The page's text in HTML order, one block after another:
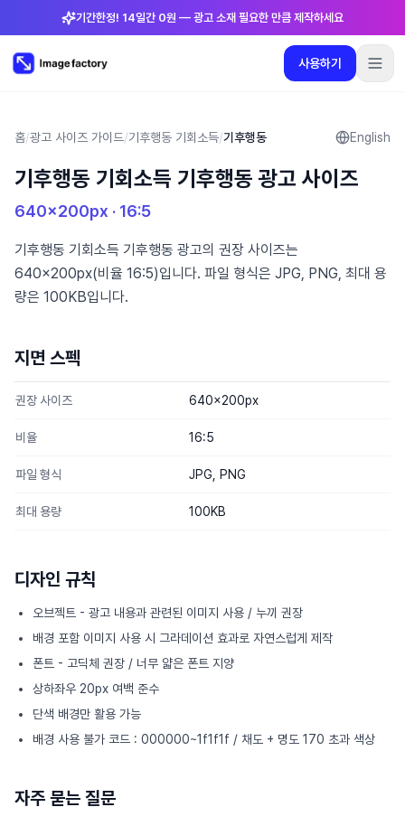
기간한정! 14일간 0원 — 광고 소재 필요한 만큼 제작하세요
사용하기 플러그인 🇰🇷 한국어
사용하기
요금제
로그인
홈/광고 사이즈 가이드/기후행동 기회소득/기후행동 English
기후행동 기회소득 기후행동 광고 사이즈
640×200px · 16:5
기후행동 기회소득 기후행동 광고의 권장 사이즈는
640×200px(비율 16:5)입니다. 파일 형식은 JPG, PNG, 최대 용
량은 100KB입니다.
지면 스펙
권장 사이즈 640×200px
비율 16:5
파일 형식 JPG, PNG
최대 용량 100KB
디자인 규칙
오브젝트 - 광고 내용과 관련된 이미지 사용 / 누끼 권장
배경 포함 이미지 사용 시 그라데이션 효과로 자연스럽게 제작
폰트 - 고딕체 권장 / 너무 얇은 폰트 지양
상하좌우 20px 여백 준수
단색 배경만 활용 가능
배경 사용 불가 코드 : 000000~1f1f1f / 채도 + 명도 170 초과 색상
자주 묻는 질문